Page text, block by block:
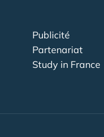
Publicité
Partenariat
Study in France